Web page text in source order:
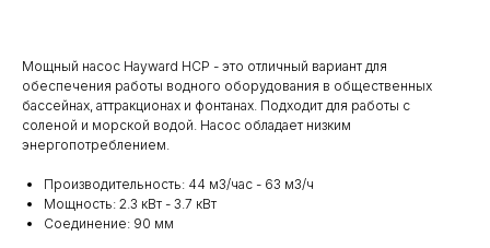
Мощный насос Hayward HCP - это отличный вариант для
обеспечения работы водного оборудования в общественных
бассейнах, аттракционах и фонтанах. Подходит для работы с
соленой и морской водой. Насос обладает низким
энергопотреблением.
Производительность: 44 м3/час - 63 м3/ч
Мощность: 2.3 кВт - 3.7 кВт
Соединение: 90 мм